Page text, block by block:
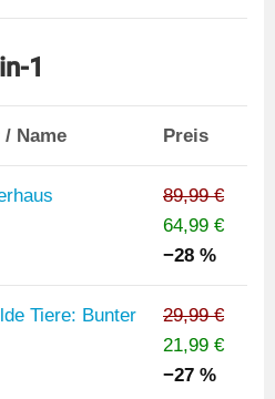
1
Name Preis
89,99 €
64,99 €
−28 %
Tiere: Bunter
29,99 €
21,99 €
−27 %